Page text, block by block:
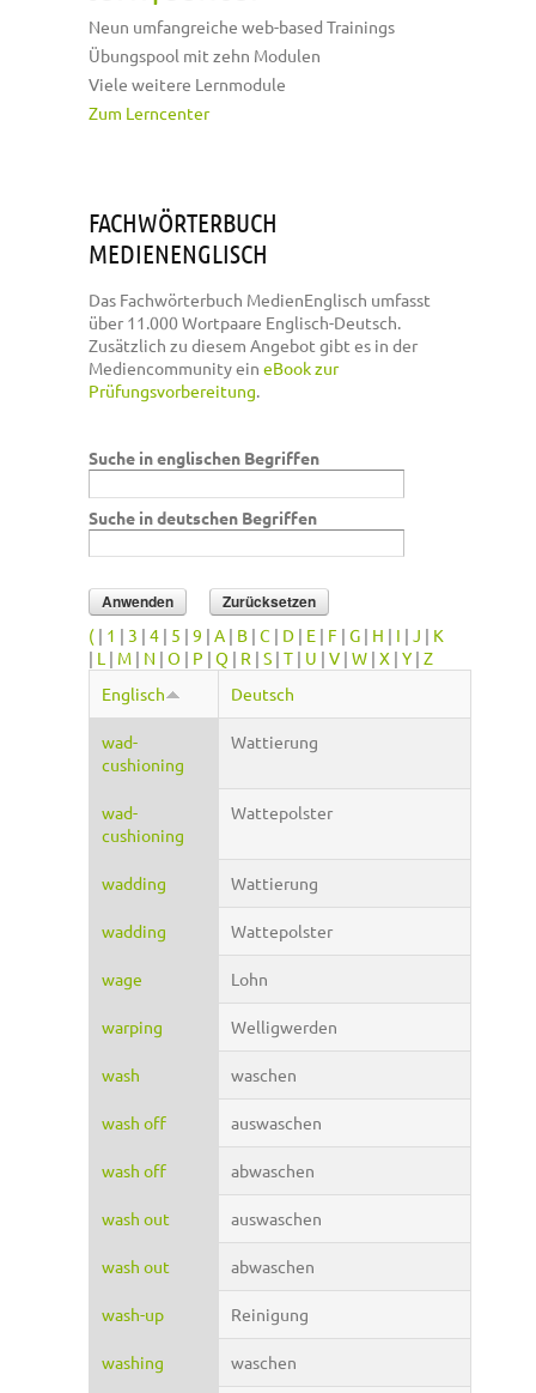
Neun umfangreiche web-based Trainings
Übungspool mit zehn Modulen
Viele weitere Lernmodule
Zum Lerncenter
FACHWÖRTERBUCH
MEDIENENGLISCH
Das Fachwörterbuch MedienEnglisch umfasst
über 11.000 Wortpaare Englisch-Deutsch.
Zusätzlich zu diesem Angebot gibt es in der
Mediencommunity ein eBook zur
Prüfungsvorbereitung.
Suche in englischen Begriffen
Suche in deutschen Begriffen
( | 1 | 3 | 4 | 5 | 9 | A | B | C | D | E | F | G | H | I | J | K
| L | M | N | O | P | Q | R | S | T | U | V | W | X | Y | Z
Englisch
Deutsch
wad-
cushioning
Wattierung
wad-
cushioning
Wattepolster
wadding Wattierung
wadding Wattepolster
wage Lohn
warping Welligwerden
wash waschen
wash off auswaschen
wash off abwaschen
wash out auswaschen
wash out abwaschen
wash-up Reinigung
washing waschen